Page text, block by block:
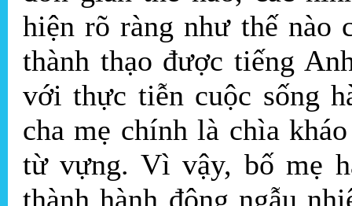
hiện rõ ràng như thế nào
thành thạo được tiếng
với thực tiễn cuộc sống
cha mẹ chính là chìa
từ vựng. Vì vậy, bố mẹ
thành hành động ngẫu